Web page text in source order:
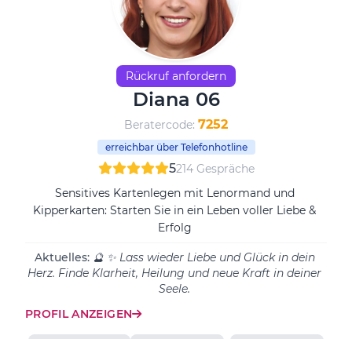
Rückruf anfordern
Diana 06
Beratercode: 7252
erreichbar über Telefonhotline
5214 Gespräche
Sensitives Kartenlegen mit Lenormand und
Kipperkarten: Starten Sie in ein Leben voller Liebe &
Erfolg
Aktuelles: 🔮 ✨ Lass wieder Liebe und Glück in dein
Herz. Finde Klarheit, Heilung und neue Kraft in deiner
Seele.
PROFIL ANZEIGEN